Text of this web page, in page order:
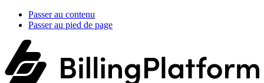
Passer au contenu
Passer au pied de page